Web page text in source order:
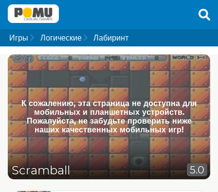
Игры Логические Лабиринт
К сожалению, эта страница не доступна для
мобильных и планшетных устройств.
Пожалуйста, не забудьте проверить ниже
наших качественных мобильных игр!
Scramball 5.0